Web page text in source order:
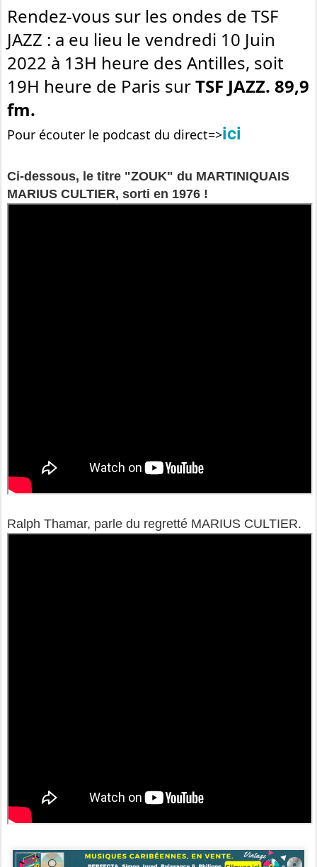
Rendez-vous sur les ondes de TSF
JAZZ : a eu lieu le vendredi 10 Juin
2022 à 13H heure des Antilles, soit
19H heure de Paris surTSF JAZZ. 89,9
fm.
Pour écouter le podcast du direct=>ici
Ci-dessous, le titre "ZOUK" du MARTINIQUAIS
MARIUS CULTIER, sorti en 1976 !
Ralph Thamar, parle du regretté MARIUS CULTIER.